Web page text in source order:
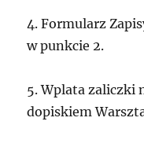
4. Formularz
w punkcie 2.
5. Wplata zaliczki
dopiskiem